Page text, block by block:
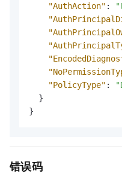
"AuthAction" :
"PolicyType" :
}
}
错误码